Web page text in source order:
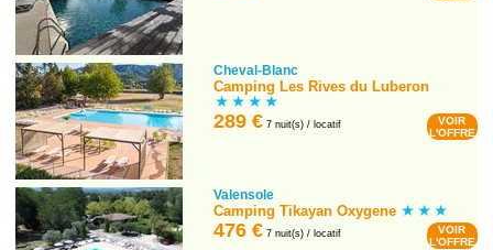
Cheval-Blanc
Camping Les Rives du Luberon
289 € 7 nuit(s) / locatif
VOIR
L'OFFRE
Valensole
Camping Tikayan Oxygene
476 € 7 nuit(s) / locatif
VOIR
L'OFFRE